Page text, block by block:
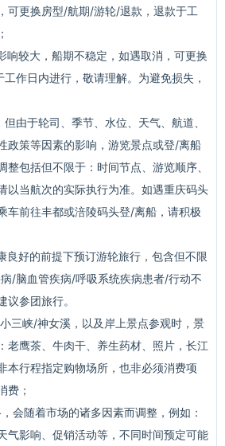
可更换房型/航期/游轮/退款，退款于工
响较大，船期不稳定，如遇取消，可更换
作日内进行，敬请理解。为避免损失，
由于轮司、季节、水位、天气、航道、
政策等因素的影响，游览景点或登/离船
整包括但不限于：时间节点、游览顺序、
以当航次的实际执行为准。如遇重庆码头
车前往丰都或涪陵码头登/离船，请积极
良好的前提下预订游轮旅行，包含但不限
/脑血管疾病/呼吸系统疾病患者/行动不
议参团旅行。
三峡/神女溪，以及岸上景点参观时，景
老鹰茶、牛肉干、养生药材、照片，长江
本行程指定购物场所，也非必须消费项
费；
会随着市场的诸多因素而调整，例如：
气影响、促销活动等，不同时间预定可能